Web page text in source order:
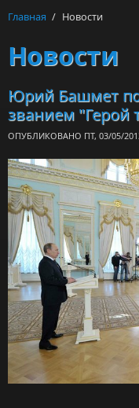
Главная / Новости
Новости
Юрий Башмет
званием "Герой
ОПУБЛИКОВАНО ПТ, 03/05/